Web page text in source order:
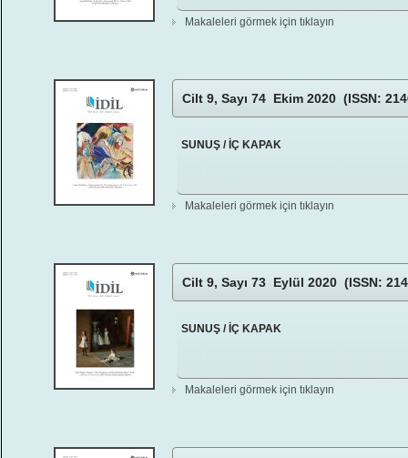
Makaleleri görmek için tıklayın
Cilt 9, Sayı 74 Ekim 2020 (ISSN:
SUNUŞ / İÇ KAPAK
Makaleleri görmek için tıklayın
Cilt 9, Sayı 73 Eylül 2020 (ISSN:
SUNUŞ / İÇ KAPAK
Makaleleri görmek için tıklayın